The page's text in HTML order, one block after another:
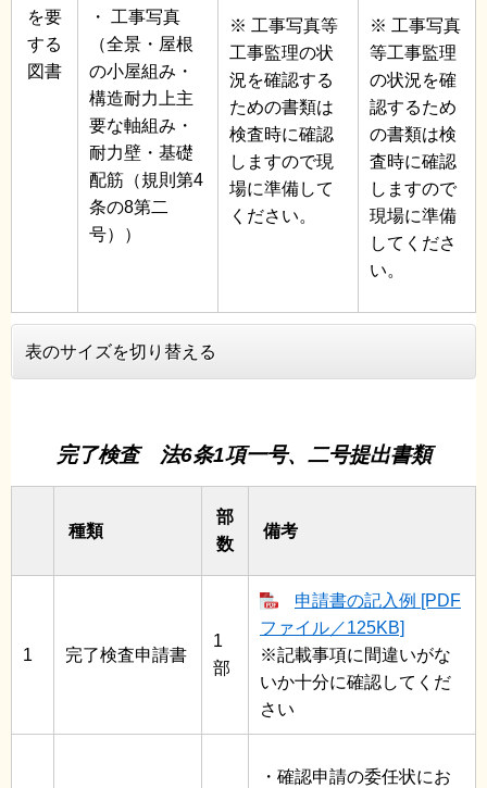
を要
する
図書
・ 工事写真
（全景・屋根
の小屋組み・
構造耐力上主
要な軸組み・
耐力壁・基礎
配筋（規則第4
条の8第二
号））
※ 工事写真等
工事監理の状
況を確認する
ための書類は
検査時に確認
しますので現
場に準備して
ください。
※ 工事写真
等工事監理
の状況を確
認するため
の書類は検
査時に確認
しますので
現場に準備
してくださ
い。
表のサイズを切り替える
完了検査 法6条1項一号、二号提出書類
種類
部
数
備考
1 完了検査申請書
1
部
申請書の記入例 [PDF
ファイル／125KB]
※記載事項に間違いがな
いか十分に確認してくだ
さい
・確認申請の委任状にお